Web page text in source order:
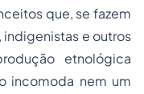
que, se fazem
e outros
etnológica
incomoda nem um